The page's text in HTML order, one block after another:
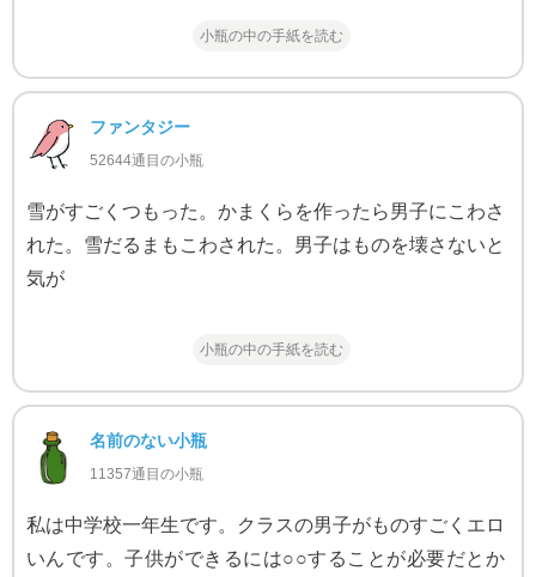
小瓶の中の手紙を読む
ファンタジー
52644通目の小瓶
雪がすごくつもった。かまくらを作ったら男子にこわさ
れた。雪だるまもこわされた。男子はものを壊さないと
気が
小瓶の中の手紙を読む
名前のない小瓶
11357通目の小瓶
私は中学校一年生です。クラスの男子がものすごくエロ
いんです。子供ができるには○○することが必要だとか